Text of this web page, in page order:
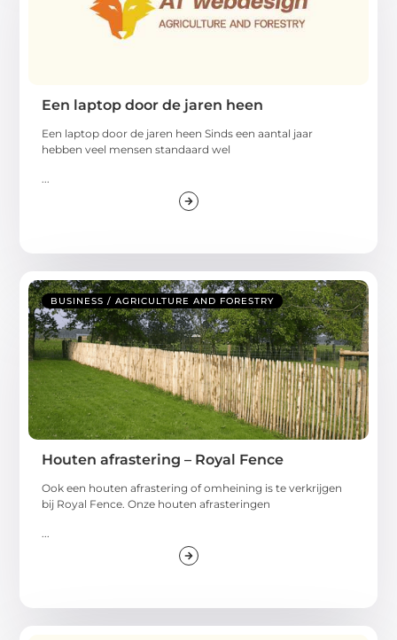
Een laptop door de jaren heen
Een laptop door de jaren heen Sinds een aantal jaar
hebben veel mensen standaard wel
BUSINESS / AGRICULTURE AND FORESTRY
Houten afrastering – Royal Fence
Ook een houten afrastering of omheining is te verkrijgen
bij Royal Fence. Onze houten afrasteringen